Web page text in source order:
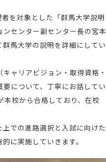
を対象とした「群馬大学説明
センター副センター長の宮本
馬大学の説明を詳細にしてい
ャリアビジョン・取得資格・
について、丁寧にお話してい
校から合格しており、在校
での進路選択と入試に向けた
に実施していきます。